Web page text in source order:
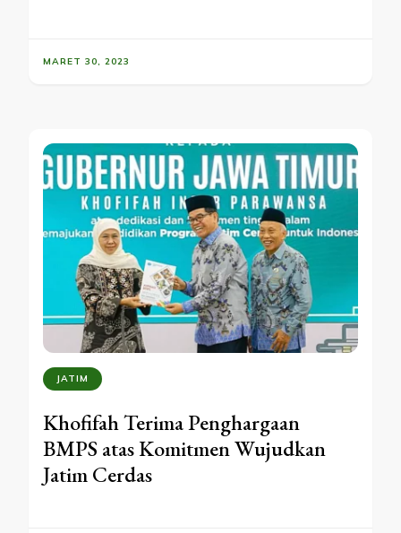
MARET 30, 2023
JATIM
Khofifah Terima Penghargaan
BMPS atas Komitmen Wujudkan
Jatim Cerdas